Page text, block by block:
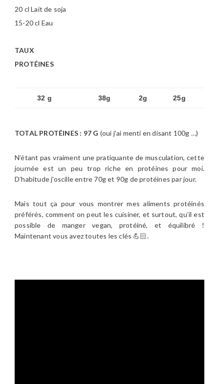
20 cl Lait de soja
15-20 cl Eau
TAUX
PROTÉINES
32 g 38g 2g 25g
TOTAL PROTÉINES : 97 G (oui j’ai menti en disant 100g …)
N’étant pas vraiment une pratiquante de musculation, cette
journée est un peu trop riche en protéines pour moi.
D’habitude j’oscille entre 70g et 90g de protéines par jour.
Mais tout ça pour vous montrer mes aliments protéinés
préférés, comment on peut les cuisiner, et surtout, qu’il est
possible de manger vegan, protéiné, et équilibré !
Maintenant vous avez toutes les clés 💪🏻.